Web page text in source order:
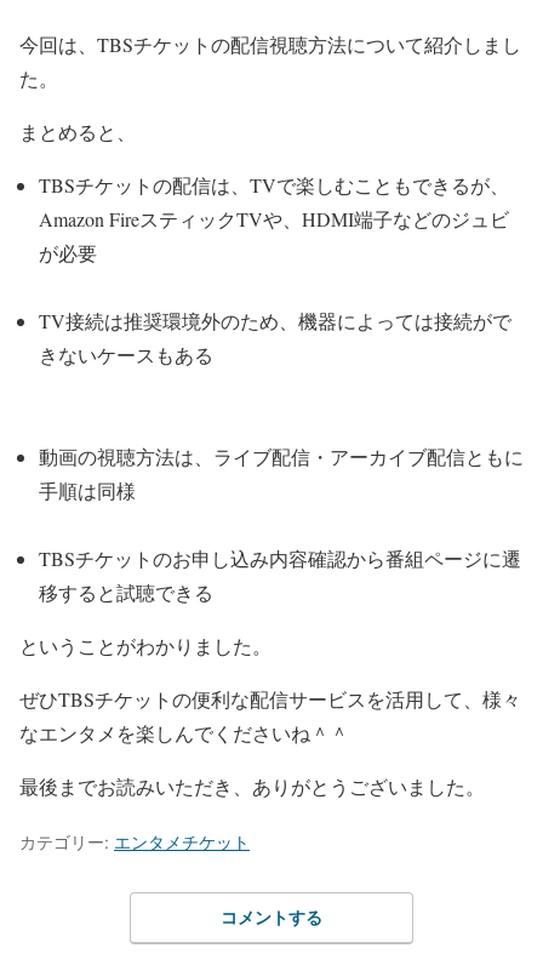
今回は、TBSチケットの配信視聴方法について紹介しまし
た。
まとめると、
TBSチケットの配信は、TVで楽しむこともできるが、
Amazon FireスティックTVや、HDMI端子などのジュビ
が必要
TV接続は推奨環境外のため、機器によっては接続がで
きないケースもある
動画の視聴方法は、ライブ配信・アーカイブ配信ともに
手順は同様
TBSチケットのお申し込み内容確認から番組ページに遷
移すると試聴できる
ということがわかりました。
ぜひTBSチケットの便利な配信サービスを活用して、様々
なエンタメを楽しんでくださいね＾＾
最後までお読みいただき、ありがとうございました。
カテゴリー: エンタメチケット
コメントする